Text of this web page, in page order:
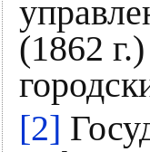
(1862
[2]